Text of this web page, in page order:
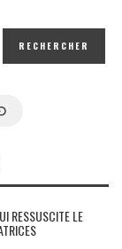
RECHERCHER
News
RESSUSCITE LE